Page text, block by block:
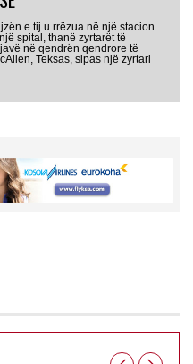
e tij u rrëzua në një stacion
spital, thanë zyrtarët të
në qendrën qendrore të
Teksas, sipas një zyrtari